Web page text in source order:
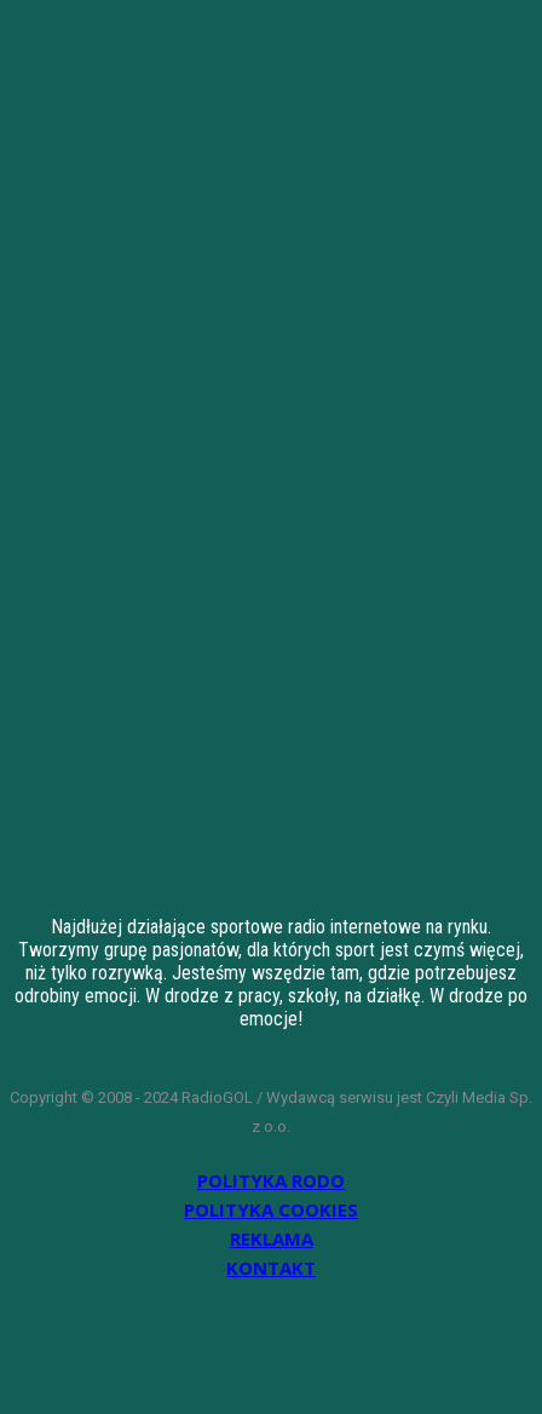
Najdłużej działające sportowe radio internetowe na rynku.
Tworzymy grupę pasjonatów, dla których sport jest czymś więcej,
niż tylko rozrywką. Jesteśmy wszędzie tam, gdzie potrzebujesz
odrobiny emocji. W drodze z pracy, szkoły, na działkę. W drodze po
emocje!
Copyright © 2008 - 2024 RadioGOL / Wydawcą serwisu jest Czyli Media Sp.
z o.o.
POLITYKA RODO
POLITYKA COOKIES
REKLAMA
KONTAKT